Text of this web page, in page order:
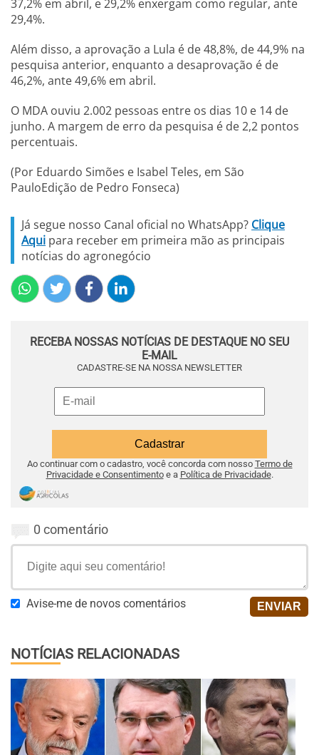
37,2% em abril, e 29,2% enxergam como regular, ante
29,4%.
Além disso, a aprovação a Lula é de 48,8%, de 44,9% na
pesquisa anterior, enquanto a desaprovação é de
46,2%, ante 49,6% em abril.
O MDA ouviu 2.002 pessoas entre os dias 10 e 14 de
junho. A margem de erro da pesquisa é de 2,2 pontos
percentuais.
(Por Eduardo Simões e Isabel Teles, em São
PauloEdição de Pedro Fonseca)
Já segue nosso Canal oficial no WhatsApp? Clique
Aqui para receber em primeira mão as principais
notícias do agronegócio
RECEBA NOSSAS NOTÍCIAS DE DESTAQUE NO SEU
E-MAIL
CADASTRE-SE NA NOSSA NEWSLETTER
Ao continuar com o cadastro, você concorda com nosso Termo de
Privacidade e Consentimentoe a Política de Privacidade.
0 comentário
Avise-me de novos comentários
NOTÍCIAS RELACIONADAS